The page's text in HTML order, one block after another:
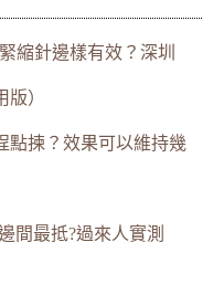
縮針邊樣有效？深圳
）
點揀？效果可以維持幾
間最抵?過來人實測